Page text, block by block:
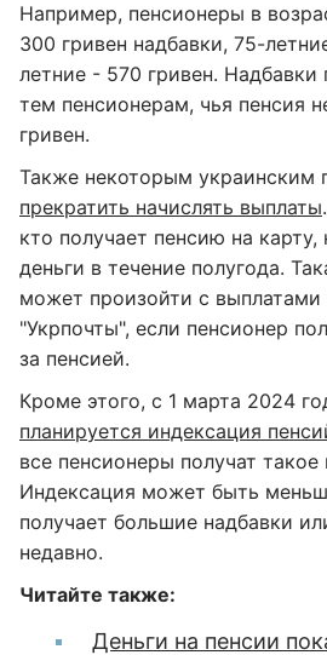
Например, пенсионеры в
300 гривен надбавки, 75-
летние - 570 гривен. Надбавки
тем пенсионерам, чья пенсия
гривен.
Также некоторым украинским
прекратить начислять выплаты
кто получает пенсию на
деньги в течение полугода.
может произойти с выплатами
"Укрпочты", если пенсионер
за пенсией.
Кроме этого, с 1 марта 2024
планируется индексация
все пенсионеры получат
Индексация может быть
получает большие надбавки
недавно.
Читайте также:
Деньги на пенсии